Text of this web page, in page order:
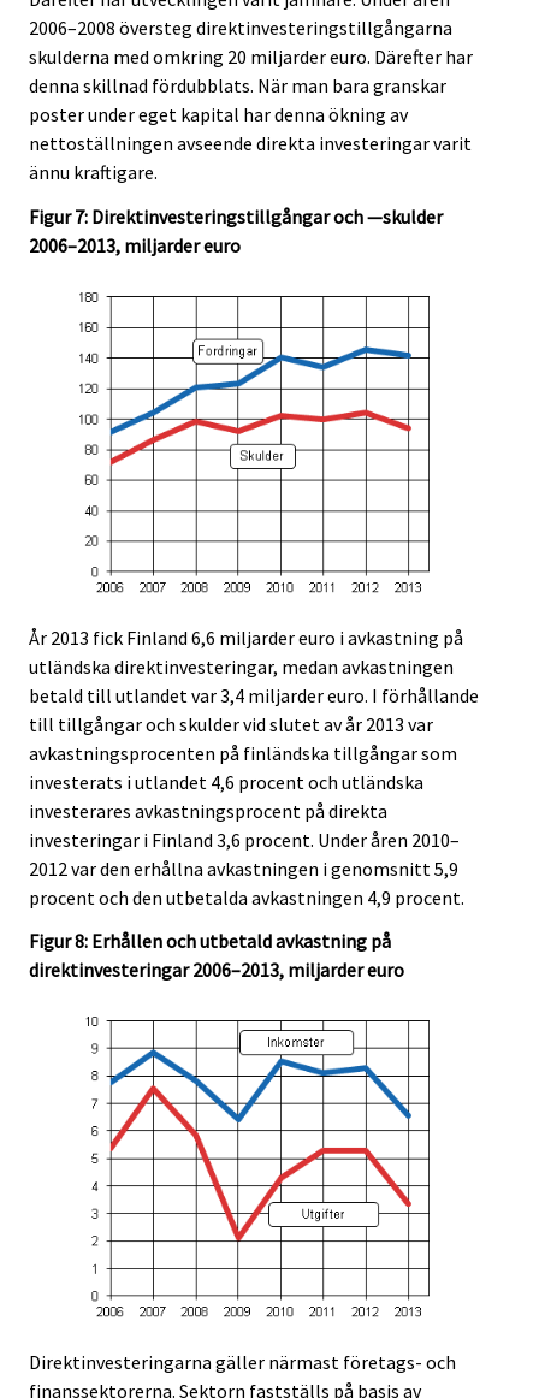
2006–2008 översteg direktinvesteringstillgångarna
skulderna med omkring 20 miljarder euro. Därefter har
denna skillnad fördubblats. När man bara granskar
poster under eget kapital har denna ökning av
nettoställningen avseende direkta investeringar varit
ännu kraftigare.
Figur 7: Direktinvesteringstillgångar och —skulder
2006–2013, miljarder euro
År 2013 fick Finland 6,6 miljarder euro i avkastning på
utländska direktinvesteringar, medan avkastningen
betald till utlandet var 3,4 miljarder euro. I förhållande
till tillgångar och skulder vid slutet av år 2013 var
avkastningsprocenten på finländska tillgångar som
investerats i utlandet 4,6 procent och utländska
investerares avkastningsprocent på direkta
investeringar i Finland 3,6 procent. Under åren 2010–
2012 var den erhållna avkastningen i genomsnitt 5,9
procent och den utbetalda avkastningen 4,9 procent.
Figur 8: Erhållen och utbetald avkastning på
direktinvesteringar 2006–2013, miljarder euro
Direktinvesteringarna gäller närmast företags- och
finanssektorerna. Sektorn fastställs på basis av